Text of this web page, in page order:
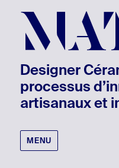
Designer
processus
artisanaux et
MENU